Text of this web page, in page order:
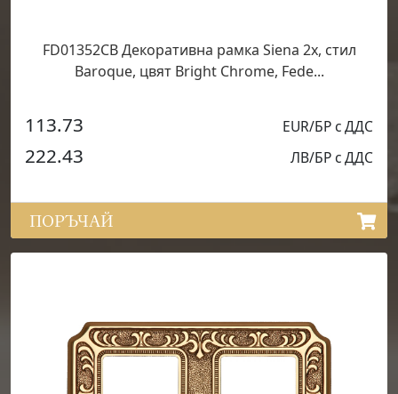
FD01352CB Декоративна рамка Siena 2х, стил
Baroque, цвят Bright Chrome, Fede...
113.73 EUR/БР с ДДС
222.43 ЛВ/БР с ДДС
ПОРЪЧАЙ